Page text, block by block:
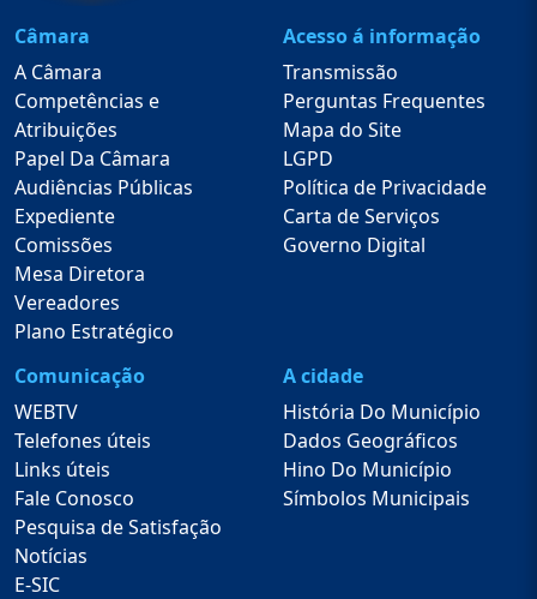
Câmara
A Câmara
Competências e
Atribuições
Papel Da Câmara
Audiências Públicas
Expediente
Comissões
Mesa Diretora
Vereadores
Plano Estratégico
Acesso á informação
Transmissão
Perguntas Frequentes
Mapa do Site
LGPD
Política de Privacidade
Carta de Serviços
Governo Digital
Comunicação
WEBTV
Telefones úteis
Links úteis
Fale Conosco
Pesquisa de Satisfação
Notícias
E-SIC
A cidade
História Do Município
Dados Geográficos
Hino Do Município
Símbolos Municipais